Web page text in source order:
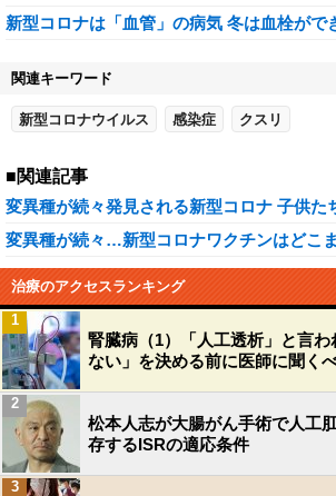
新型コロナは「血管」の病気 冬は血栓がで
関連キーワード
新型コロナウイルス 感染症 クスリ
■関連記事
変異種が続々発見される新型コロナ 子供た
変異種が続々…新型コロナワクチンはどこ
治療のアクセスランキング
腎臓病（1）「人工透析」と言
ない」を決める前に医師に聞く
1
松本人志が大腸がん手術で人工
存するISRの適応条件
2
3